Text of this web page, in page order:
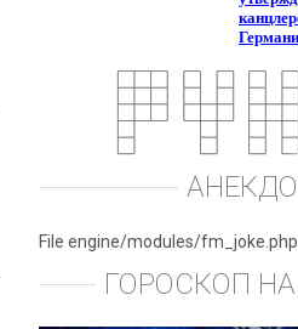
File engine/modules/fm_joke.php
ГОРОСКОП